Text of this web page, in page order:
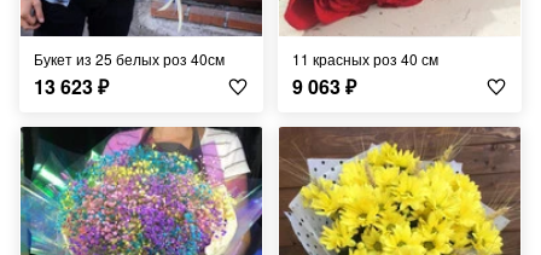
Букет из 25 белых роз 40см
13 623₽
11 красных роз 40 см
9 063₽